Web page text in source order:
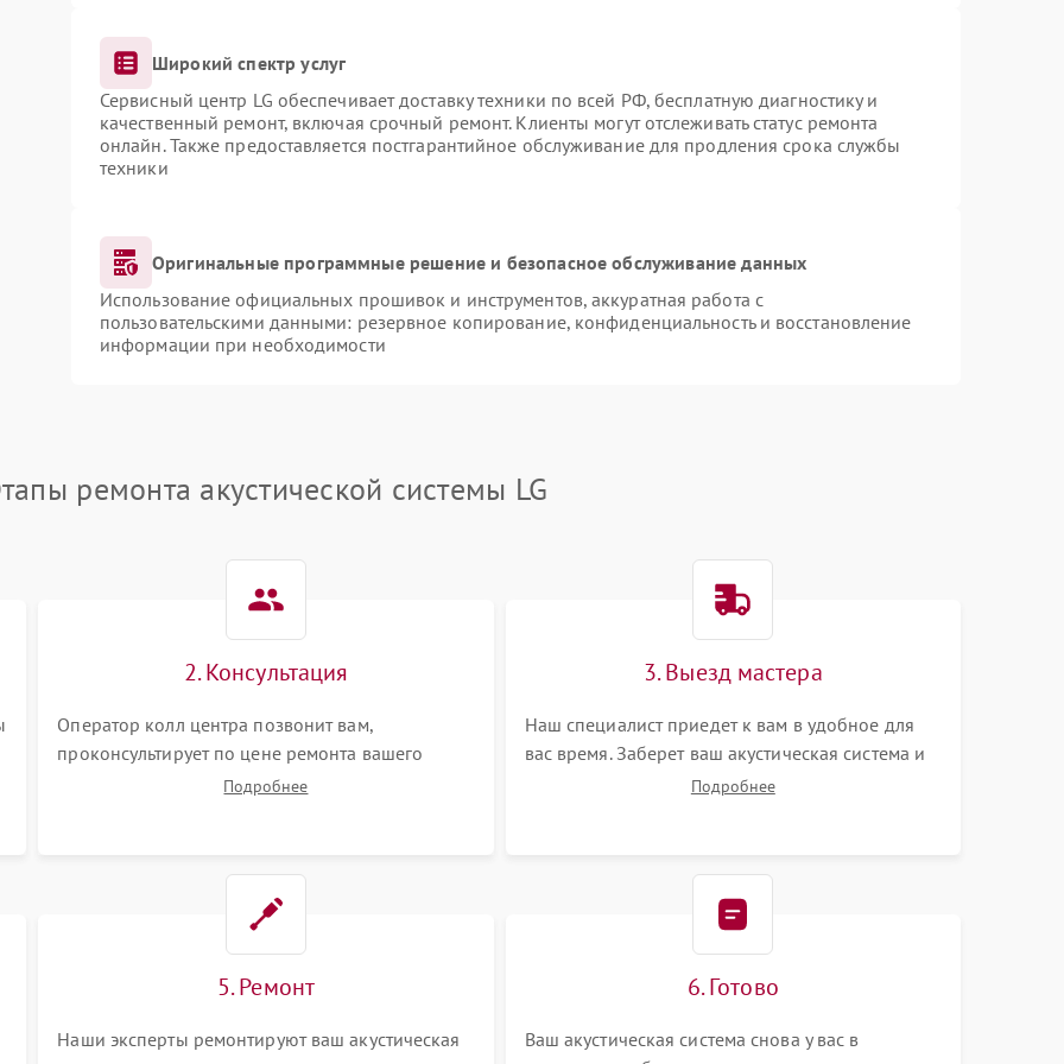
Широкий спектр услуг
Сервисный центр LG обеспечивает доставку техники по всей РФ, бесплатную диагностику и
качественный ремонт, включая срочный ремонт. Клиенты могут отслеживать статус ремонта
онлайн. Также предоставляется постгарантийное обслуживание для продления срока службы
техники
Оригинальные программные решение и безопасное обслуживание данных
Использование официальных прошивок и инструментов, аккуратная работа с
пользовательскими данными: резервное копирование, конфиденциальность и восстановление
информации при необходимости
ремонта акустической системы LG
2. Консультация
Оператор колл центра позвонит вам,
проконсультирует по цене ремонта вашего
акустической системы а также ответит на все
Подробнее
3. Выезд мастера
Наш специалист приедет к вам в удобное для
вас время. Заберет ваш акустическая система и
привезет на склад для диагностики.
Подробнее
5. Ремонт
Наши эксперты ремонтируют ваш акустическая
6. Готово
Ваш акустическая система снова у вас в